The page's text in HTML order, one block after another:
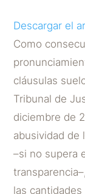
Descargar el
Como
cláusulas
Tribunal de
diciembre de
abusividad de
–si no supera
las